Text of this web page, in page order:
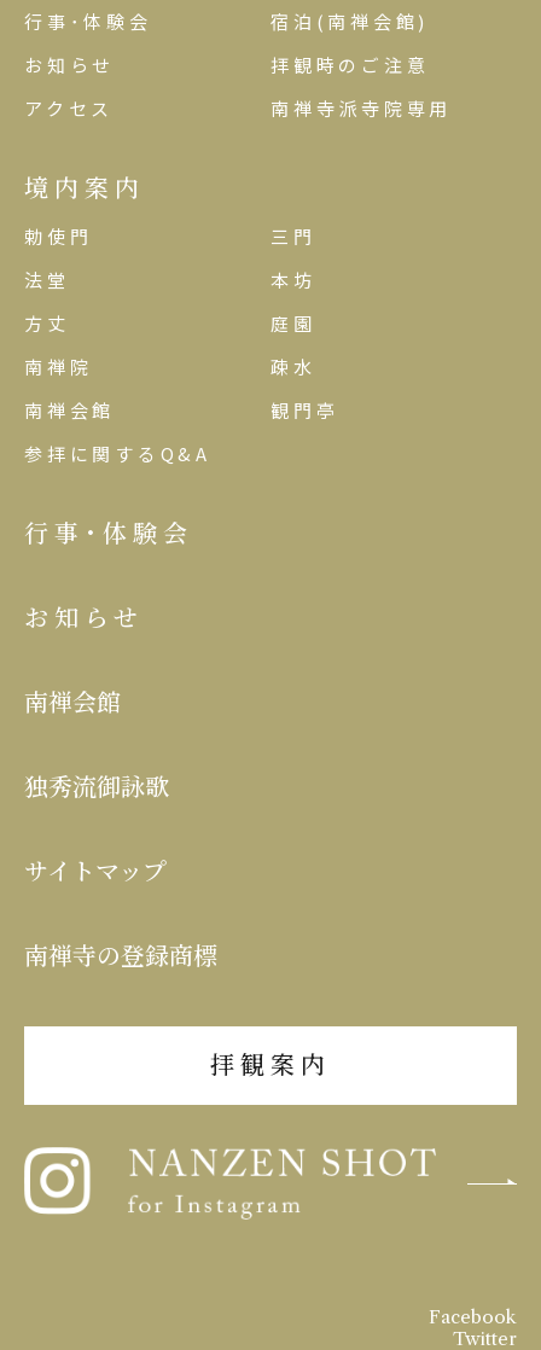
行事･体験会
宿泊(南禅会館)
お知らせ
拝観時のご注意
アクセス
南禅寺派寺院専用
境内案内
勅使門
三門
法堂
本坊
方丈
庭園
南禅院
疎水
南禅会館
観門亭
参拝に関するQ&A
行事･体験会
お知らせ
南禅会館
独秀流御詠歌
サイトマップ
南禅寺の登録商標
拝観案内
Facebook
Twitter